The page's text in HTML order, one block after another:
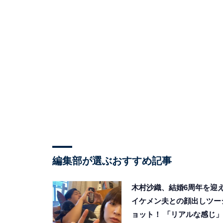
編集部が選ぶおすすめ記事
木村沙織、結婚6周年を迎
イケメン夫との顔出しツー
ョット！ 「リアルな感じ」